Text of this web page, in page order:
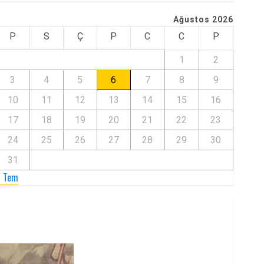
Ağustos 2026
P S Ç P C C P
1
2
3
4 5 6 7 8
9
10
11 12 13 14 15
16
17
18 19 20 21 22
23
24
25 26 27 28 29
30
31